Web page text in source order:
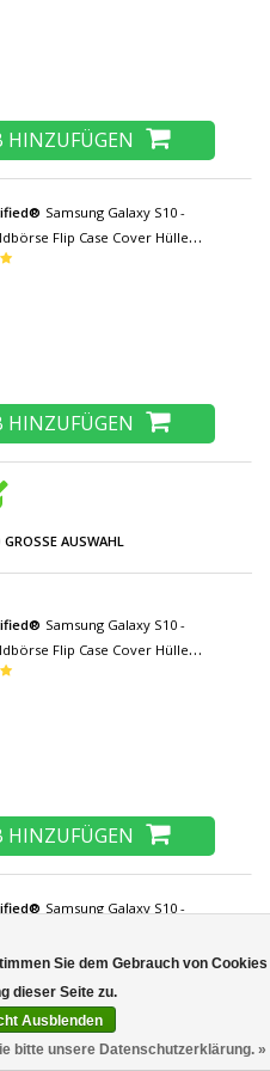
HINZUFÜGEN
Samsung Galaxy S10 -
Flip Case Cover Hülle
Braun
HINZUFÜGEN
AUSWAHL
Samsung Galaxy S10 -
Flip Case Cover Hülle
Blau
HINZUFÜGEN
Samsung Galaxy S10 -
Schwarz
Bewertungen
Sie dem Gebrauch von Cookies
zur Verbesserung dieser Seite zu.
Ausblenden
bitte unsere Datenschutzerklärung. »